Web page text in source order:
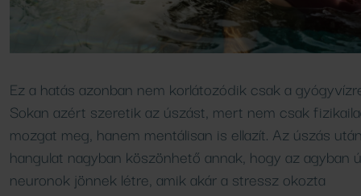
Ez a hatás azonban nem korlátozódik csak a
Sokan azért szeretik az úszást, mert nem csak
mozgat meg, hanem mentálisan is ellazít. Az úszás
hangulat nagyban köszönhető annak, hogy az agyban
neuronok jönnek létre, amik akár a stressz okozta